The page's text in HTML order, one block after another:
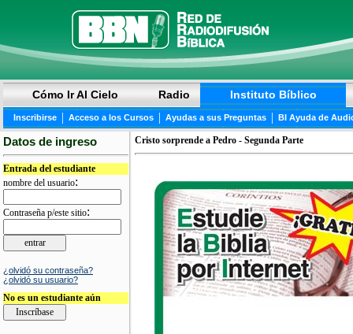
Cómo Ir Al Cielo Radio Instituto Bíblico
Inscribirse | Acceso a los Cursos | Ayudas a sus Preguntas | BI Ayuda de
Datos de ingreso
Entrada del estudiante
nombre del usuario:
Contraseña p/este sitio:
¿olvidó su contraseña?
¿olvidó su usuario?
No es un estudiante aún
Cristo sorprende a Pedro - Segunda Parte